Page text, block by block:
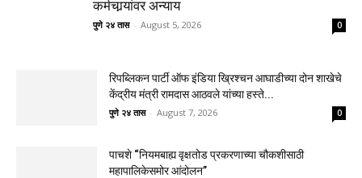
कर्मचार्‍यांवर अन्याय
पुणे २४ तास - August 5, 2026 0
रिपब्लिकन पार्टी ऑफ इंडिया ख्रिश्चन आघाडीच्या दोन शाखेचे
केंद्रीय मंत्री रामदास आठवले यांच्या हस्ते...
पुणे २४ तास - August 7, 2026 0
पाचशे “नियमबाह्य वृक्षतोड प्रकरणाच्या चौकशीसाठी
महापालिकेसमोर आंदोलन”